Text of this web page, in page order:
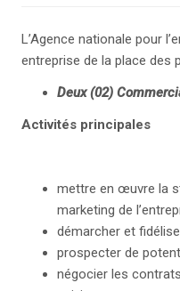
L’Agence nationale pour
entreprise de la place des
Deux (02)
Activités principales
mettre en œuvre la
marketing de
démarcher et
prospecter de
négocier les